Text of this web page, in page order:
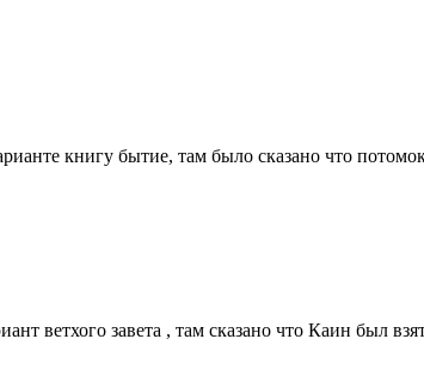
книгу бытие, там было сказано что
ветхого завета , там сказано что Каин был